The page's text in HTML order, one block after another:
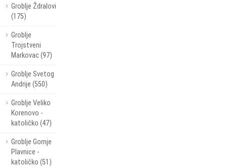
Groblje Ždralovi
(175)
Groblje
Trojstveni
Markovac (97)
Groblje Svetog
Andrije (550)
Groblje Veliko
Korenovo -
katoličko (47)
Groblje Gornje
Plavnice -
katoličko (51)